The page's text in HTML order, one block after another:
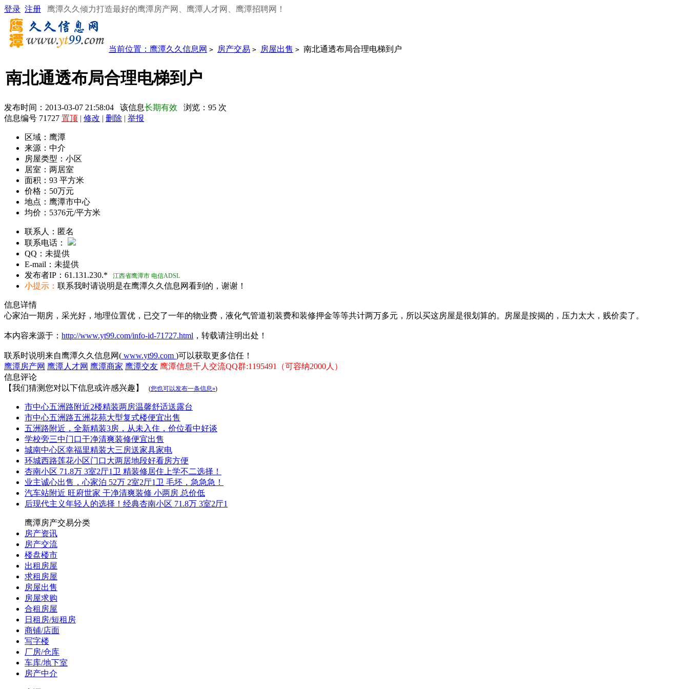
登录 注册 鹰潭久久倾力打造最好的鹰潭房产网、鹰潭人才网、鹰潭招聘网！
当前位置： 鹰潭久久信息网 > 房产交易 > 房屋出售 > 南北通透布局合理电梯到户
南北通透布局合理电梯到户
发布时间：2013-03-07 21:58:04 该信息长期有效 浏览： 95 次
信息编号 71727 置顶 | 修改 | 删除 | 举报
区域： 鹰潭
来源： 中介
房屋类型： 小区
居室： 两居室
面积： 93 平方米
价格： 50万元
地点： 鹰潭市中心
均价： 5376元/平方米
联系人： 匿名
联系电话：
QQ： 未提供
E-mail： 未提供
发布者IP： 61.131.230.* 江西省鹰潭市 电信ADSL
小提示： 联系我时请说明是在鹰潭久久信息网看到的，谢谢！
信息详情
心家泊一期房，采光好，地理位置优，已交了一年的物业费，液化气管道初装费和装修押金等等共计两万多元，所以买这房屋是很划算的。房屋是按揭的，压力太大，贱价卖了。
本内容来源于： http://www.yt99.com/info-id-71727.html ，转载请注明出处！
联系时说明来自鹰潭久久信息网( www.yt99.com )可以获取更多信任！
鹰潭房产网 鹰潭人才网 鹰潭商家 鹰潭交友 鹰潭信息千人交流QQ群:1195491（可容纳2000人）
信息评论
【我们猜测您对以下信息或许感兴趣】
(您也可以发布一条信息»)
市中心五洲路附近2楼精装两房温馨舒适送露台
市中心五洲路五洲花苑大型复式楼便宜出售
五洲路附近，全新精装3房，从未入住，价位看中好谈
学校旁三中门口干净清爽装修便宜出售
城南中心区幸福里精装大三房送家具家电
环城西路莲花小区门口大两居地段好看房方便
杏南小区 71.8万 3室2厅1卫 精装修居住上学不二选择！
业主诚心出售，心家泊 52万 2室2厅1卫 毛坯，急急急！
汽车站附近 旺府世家 干净清爽装修 小两房 总价低
后现代主义年轻人的选择！经典杏南小区 71.8万 3室2厅1
鹰潭房产交易分类
房产资讯
房产交流
楼盘楼市
出租房屋
求租房屋
房屋出售
房屋求购
合租房屋
日租房/短租房
商铺/店面
写字楼
厂房/仓库
车库/地下室
房产中介